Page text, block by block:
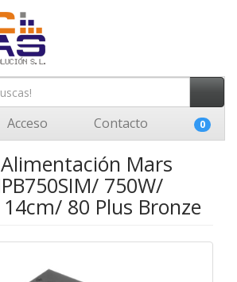
Acceso Contacto 0
Mars
750W/
80 Plus Bronze